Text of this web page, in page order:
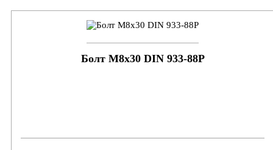
Болт М8х30 DIN 933-88P